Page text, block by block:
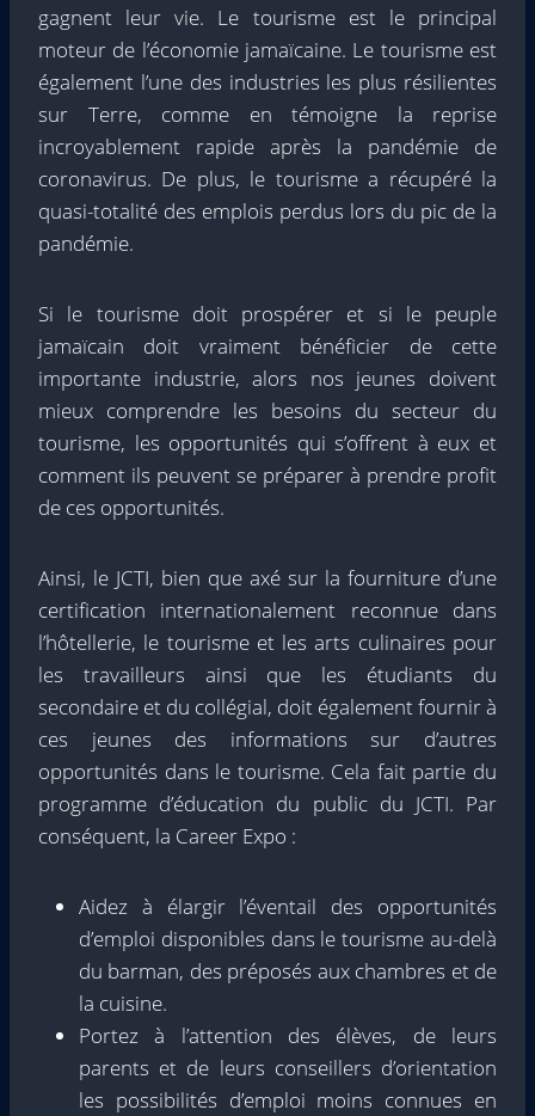
gagnent leur vie. Le tourisme est le principal
moteur de l’économie jamaïcaine. Le tourisme est
également l’une des industries les plus résilientes
sur Terre, comme en témoigne la reprise
incroyablement rapide après la pandémie de
coronavirus. De plus, le tourisme a récupéré la
quasi-totalité des emplois perdus lors du pic de la
pandémie.
Si le tourisme doit prospérer et si le peuple
jamaïcain doit vraiment bénéficier de cette
importante industrie, alors nos jeunes doivent
mieux comprendre les besoins du secteur du
tourisme, les opportunités qui s’offrent à eux et
comment ils peuvent se préparer à prendre profit
de ces opportunités.
Ainsi, le JCTI, bien que axé sur la fourniture d’une
certification internationalement reconnue dans
l’hôtellerie, le tourisme et les arts culinaires pour
les travailleurs ainsi que les étudiants du
secondaire et du collégial, doit également fournir à
ces jeunes des informations sur d’autres
opportunités dans le tourisme. Cela fait partie du
programme d’éducation du public du JCTI. Par
conséquent, la Career Expo :
Aidez à élargir l’éventail des opportunités
d’emploi disponibles dans le tourisme au-delà
du barman, des préposés aux chambres et de
la cuisine.
Portez à l’attention des élèves, de leurs
parents et de leurs conseillers d’orientation
les possibilités d’emploi moins connues en